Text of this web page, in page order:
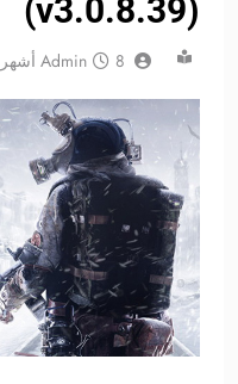
(v3.0.8.39)
Admin 8 أشهر Ago